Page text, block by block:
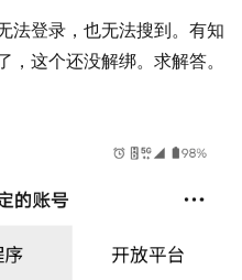
法登录，也无法搜到。有知
这个还没解绑。求解答。